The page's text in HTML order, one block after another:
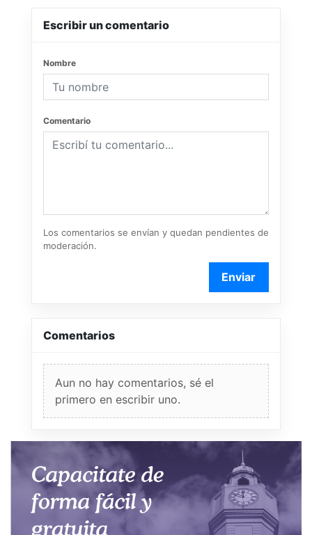
Escribir un comentario
Nombre
Comentario
Los comentarios se envían y quedan pendientes de
moderación.
Enviar
Comentarios
Aun no hay comentarios, sé el
primero en escribir uno.